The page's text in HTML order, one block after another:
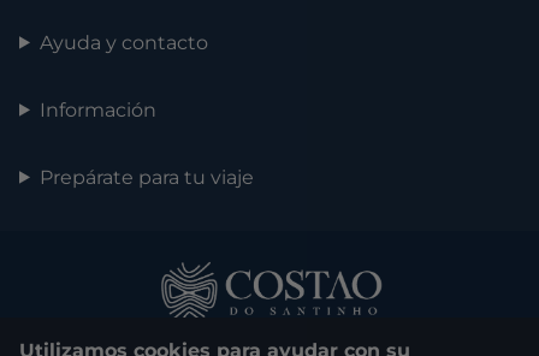
Utilizamos cookies para ayudar con su
Ayuda y contacto
Información
Prepárate para tu viaje